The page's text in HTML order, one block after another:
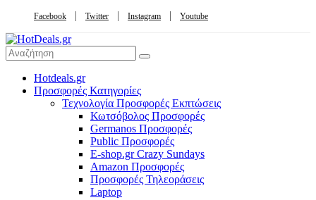
Facebook Twitter Instagram Youtube
Hotdeals.gr
Προσφορές Κατηγορίες
Τεχνολογία Προσφορές Εκπτώσεις
Κωτσόβολος Προσφορές
Germanos Προσφορές
Public Προσφορές
E-shop.gr Crazy Sundays
Amazon Προσφορές
Προσφορές Τηλεοράσεις
Laptop